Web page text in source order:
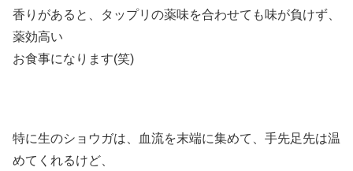
香りがあると、タップリの薬味を合わせても味が負けず、
薬効高い
お食事になります(笑)
特に生のショウガは、血流を末端に集めて、手先足先は温
めてくれるけど、